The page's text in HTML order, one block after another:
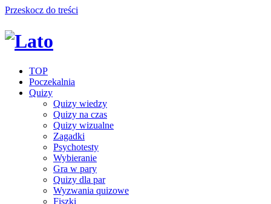
Przeskocz do treści
TOP
Poczekalnia
Quizy
Quizy wiedzy
Quizy na czas
Quizy wizualne
Zagadki
Psychotesty
Wybieranie
Gra w pary
Quizy dla par
Wyzwania quizowe
Fiszki